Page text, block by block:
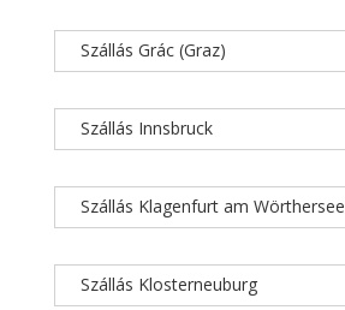
Szállás Grác (Graz)
Szállás Innsbruck
Szállás Klagenfurt am Wörthersee
Szállás Klosterneuburg